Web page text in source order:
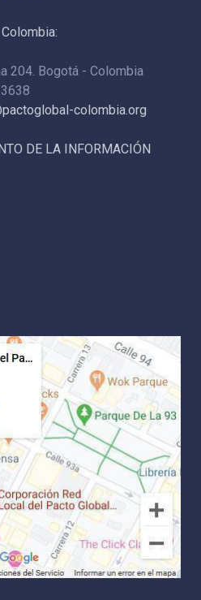
204. Bogotá - Colombia
colombia.org
DE LA INFORMACIÓN